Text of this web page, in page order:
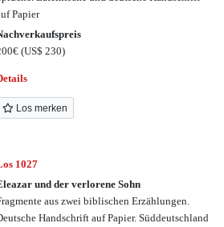
Papier
(US$ 230)
Los merken
1027
und der verlorene Sohn
aus zwei biblischen Erzählungen.
Handschrift auf Papier. Süddeutschland